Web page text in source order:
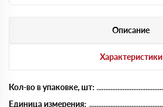
Описание
Характеристики
Кол-во в упаковке, шт:
Единица измерения: